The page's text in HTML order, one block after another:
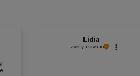
Lidia
zweryfikowano